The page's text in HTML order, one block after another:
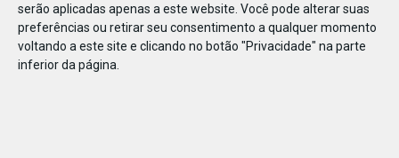
serão aplicadas apenas a este website. Você pode alterar suas
preferências ou retirar seu consentimento a qualquer momento
voltando a este site e clicando no botão "Privacidade" na parte
inferior da página.